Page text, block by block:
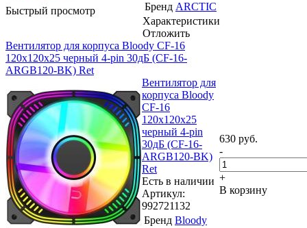
Быстрый просмотр
Бренд ARCTIC
Характеристики
Отложить
Вентилятор для корпуса Bloody CF-16
120х120x25 черный 4-pin 30дБ (CF-16-
ARGB120-BK) Ret
Вентилятор для
корпуса Bloody
CF-16
120х120x25
черный 4-pin
30дБ (CF-16-
ARGB120-BK)
Ret
Есть в наличии
Артикул:
992721132
Бренд Bloody
630 руб.
-
+
В корзину